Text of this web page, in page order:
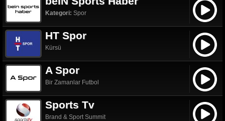
Kategori: Spor
HT Spor
Kürsü
A Spor
Bir Zamanlar Futbol
Sports Tv
Brand & Sport Summit